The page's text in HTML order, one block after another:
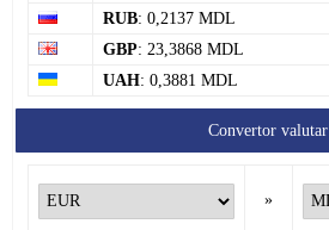
RUB: 0,2137 MDL
GBP: 23,3868 MDL
UAH: 0,3881 MDL
Convertor valutar
»